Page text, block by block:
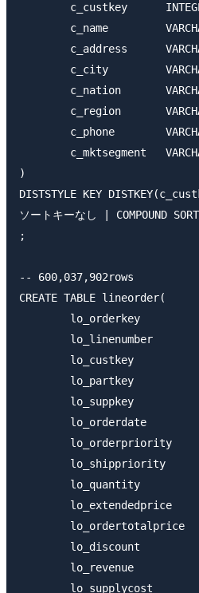
)
DISTSTYLE KEY
ソートキーなし | COMPOUND
;
-- 600,037,902rows
CREATE TABLE lineorder(